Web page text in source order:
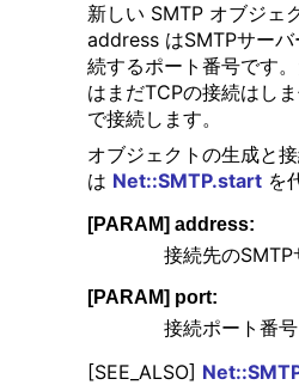
新しい SMTP オブジェ
address はSMTPサー
続するポート番号です
はまだTCPの接続はしま
で接続します。
オブジェクトの生成と
は Net::SMTP.startを
[PARAM] address:
接続先の
[PARAM] port:
接続ポート番号
[SEE_ALSO]